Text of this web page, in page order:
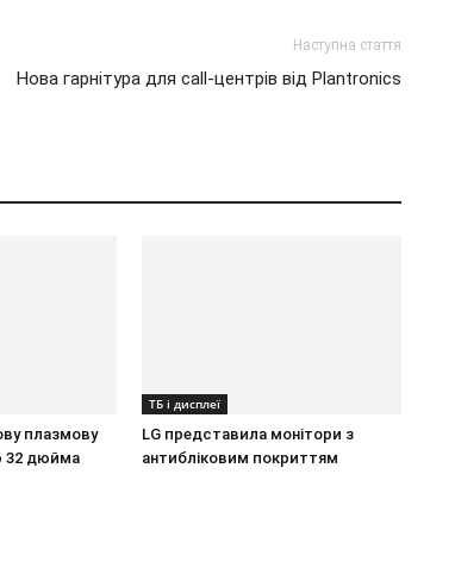
Наступна стаття
Нова гарнітура для call-центрів від Plantronics
плазмову
32 дюйма
ТБ і дисплеї
LG представила монітори з
антибліковим покриттям